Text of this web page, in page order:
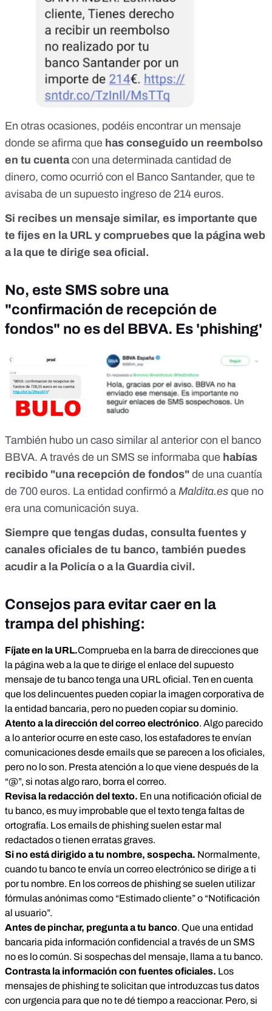
En otras ocasiones, podéis encontrar un mensaje
donde se afirma que has conseguido un reembolso
en tu cuentacon una determinada cantidad de
dinero, como ocurrió con el Banco Santander, que te
avisaba de un supuesto ingreso de 214 euros.
Si recibes un mensaje similar, es importante que
te fijes en la URL y compruebes que la página web
a la que te dirige sea oficial.
No, este SMS sobre una
"confirmación de recepción de
fondos" no es del BBVA. Es 'phishing'
También hubo un caso similar al anterior con el banco
BBVA. A través de un SMS se informaba que habías
recibido "una recepción de fondos" de una cuantía
de 700 euros. La entidad confirmó a Maldita.es que no
era una comunicación suya.
Siempre que tengas dudas, consulta fuentes y
canales oficiales de tu banco, también puedes
acudir a la Policía o a la Guardia civil.
Consejos para evitar caer en la
trampa del phishing:
Fíjate en la URL.Comprueba en la barra de direcciones que
la página web a la que te dirige el enlace del supuesto
mensaje de tu banco tenga una URL oficial. Ten en cuenta
que los delincuentes pueden copiar la imagen corporativa de
la entidad bancaria, pero no pueden copiar su dominio.
Atento a la dirección del correo electrónico. Algo parecido
a lo anterior ocurre en este caso, los estafadores te envían
comunicaciones desde emails que se parecen a los oficiales,
pero no lo son. Presta atención a lo que viene después de la
“@”, si notas algo raro, borra el correo.
Revisa la redacción del texto. En una notificación oficial de
tu banco, es muy improbable que el texto tenga faltas de
ortografía. Los emails de phishing suelen estar mal
redactados o tienen erratas graves.
Si no está dirigido a tu nombre, sospecha. Normalmente,
cuando tu banco te envía un correo electrónico se dirige a ti
por tu nombre. En los correos de phishing se suelen utilizar
fórmulas anónimas como “Estimado cliente” o “Notificación
al usuario”.
Antes de pinchar, pregunta a tu banco. Que una entidad
bancaria pida información confidencial a través de un SMS
no es lo común. Si sospechas del mensaje, llama a tu banco.
Contrasta la información con fuentes oficiales. Los
mensajes de phishing te solicitan que introduzcas tus datos
con urgencia para que no te dé tiempo a reaccionar. Pero, si